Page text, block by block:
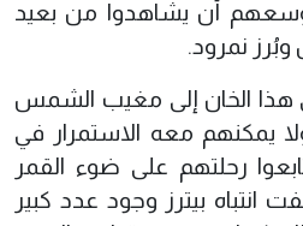
أن يشاهدوا من بعيد
وبُرز نمرود.
هذا الخان إلى مغيب الشمس
يمكنهم معه الاستمرار في
رحلتهم على ضوء القمر
انتباه بيترز وجود عدد كبير